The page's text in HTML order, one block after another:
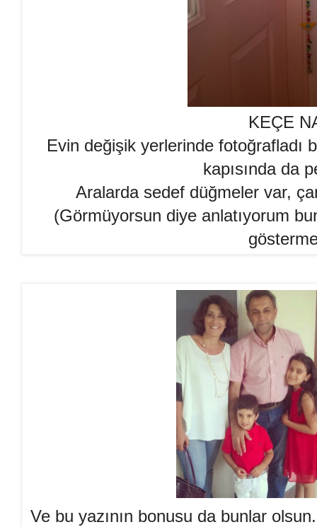
KEÇE
Evin değişik yerlerinde fotoğrafladı
kapısında da
Aralarda sedef düğmeler var,
(Görmüyorsun diye anlatıyorum
Ve bu yazının bonusu da bunlar